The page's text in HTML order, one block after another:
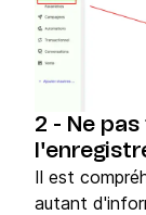
2 - Ne
Il est
autant